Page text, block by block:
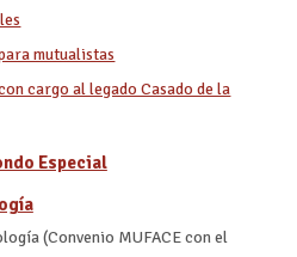
mutualistas
cargo al legado Casado de la
Especial
(Convenio MUFACE con el